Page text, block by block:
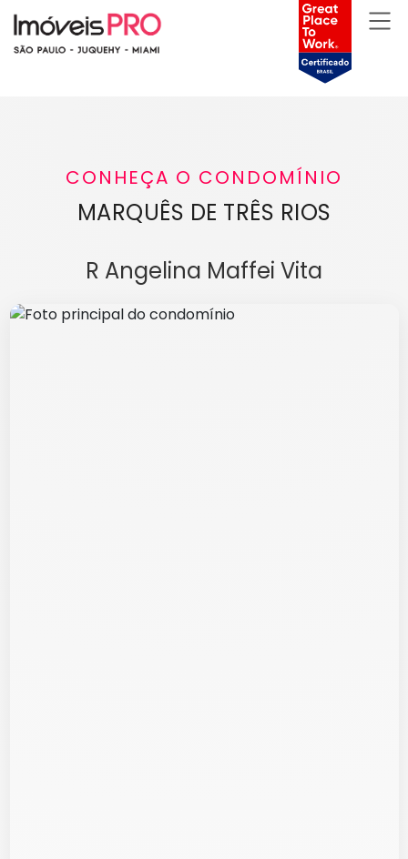
CONHEÇA O CONDOMÍNIO
MARQUÊS DE TRÊS RIOS
R Angelina Maffei Vita